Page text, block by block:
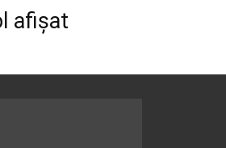
afișat